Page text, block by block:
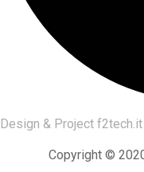
Design & Project f2tech.it
Copyright ©